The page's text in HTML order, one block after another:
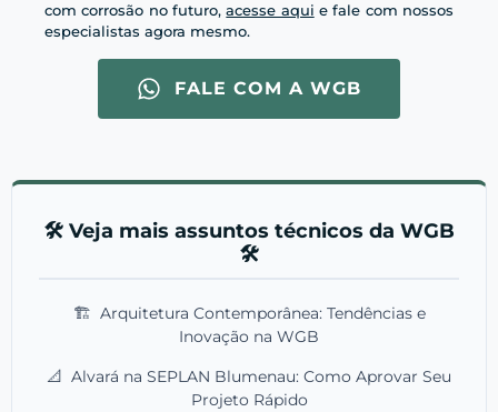
com corrosão no futuro,acesse aqui e fale com nossos
especialistas agora mesmo.
FALE COM A WGB
🛠️ Veja mais assuntos técnicos da WGB
🛠️
🏗️ Arquitetura Contemporânea: Tendências e
Inovação na WGB
📐 Alvará na SEPLAN Blumenau: Como Aprovar Seu
Projeto Rápido